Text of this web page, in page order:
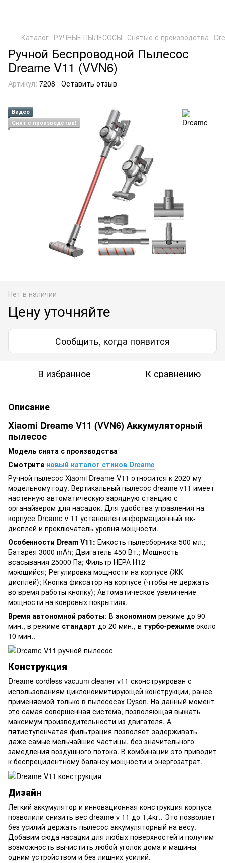
Каталог РУЧНЫЕ ПЫЛЕСОСЫ Снятые с производства
Ручной Беспроводной Пылесос
Dreame V11 (VVN6)
Артикул: 7208 Оставить отзыв
Видео
Снят с производства!
Нет в наличии
Цену уточняйте
Сообщить, когда появится
В избранное К сравнению
Описание
Xiaomi Dreame V11 (VVN6)Аккумуляторный
пылесос
Модель снята с производства
Смотрите новый каталог стиков Dreame
Ручной пылесос Xiaomi Dreame V11 относится к 2020-му
модельному году. Вертикальный пылесос dreame v11 имеет
настенную автоматическую зарядную станцию с
органайзером для насадок. Для удобства управления на
корпусе Dreame v 11 установлен информационный жк-
дисплей и преключатель уровня мощности.
Особенности Dream V11: Емкость пылесборника 500 мл.;
Батарея 3000 mAh; Двигатель 450 Вт.; Мощность
всасывания 25000 Па; Фильтр НЕРА Н12
моющийся; Регулировка мощности на корпусе (ЖК
дисплей); Кнопка фиксатор на корпусе (чтобы не держать
во время работы кнопку); Автоматическое увеличение
мощности на ковровых покрытиях.
Время автономной работы: В экономном режиме до 90
мин., в режиме стандарт до 20 мин., в турбо-режиме около
10 мин..
Конструкция
Dreame cordless vacuum cleaner v11 сконструирован с
использованиям циклоноимитирующей конструкции, ранее
применяемой только в пылесосах Dyson. На данный момент
это самая совершенная система, позволяющая выжать
максимум производительности из двигателя. А
пятиступенчатая фильтрация позволяет задерживать
даже самые мельчайшие частицы, без значительного
замедления воздушного потока. В комбинации это приводит
к беспрецидентному балансу мощности и энергозатрат.
Дизайн
Легкий аккумулятор и инновационная конструкция корпуса
позволили снизить вес dreame v 11 до 1,4кг.. Это позволяет
без усилий держать пылесос аккумуляторный на весу.
Добавим сюда насадки для любых поверхностей и получим
возможность вычистить любой уголок дома и машины
одним устройством и без лишних усилий.